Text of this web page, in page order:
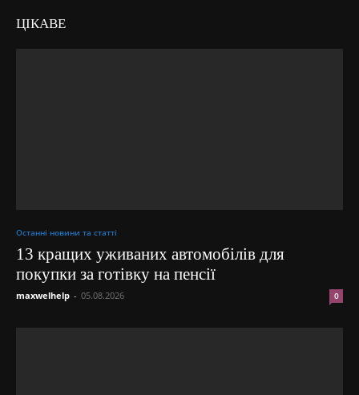
ЦІКАВЕ
Останні новини та статті
13 кращих уживаних автомобілів для
покупки за готівку на пенсії
maxwelhelp - 05.08.2026 0